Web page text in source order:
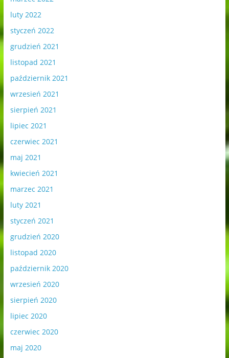
luty 2022
styczeń 2022
grudzień 2021
listopad 2021
październik 2021
wrzesień 2021
sierpień 2021
lipiec 2021
czerwiec 2021
maj 2021
kwiecień 2021
marzec 2021
luty 2021
styczeń 2021
grudzień 2020
listopad 2020
październik 2020
wrzesień 2020
sierpień 2020
lipiec 2020
czerwiec 2020
maj 2020